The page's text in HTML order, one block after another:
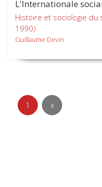
L'Internationale
Histoire et sociologie du
1990)
Guillaume Devin
1